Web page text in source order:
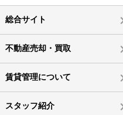
総合サイト
不動産売却・買取
賃貸管理について
スタッフ紹介